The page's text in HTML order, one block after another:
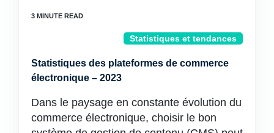
Statistiques et tendances
Statistiques des plateformes de commerce
électronique – 2023
Dans le paysage en constante évolution du
commerce électronique, choisir le bon